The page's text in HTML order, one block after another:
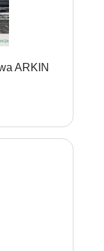
ARKIN